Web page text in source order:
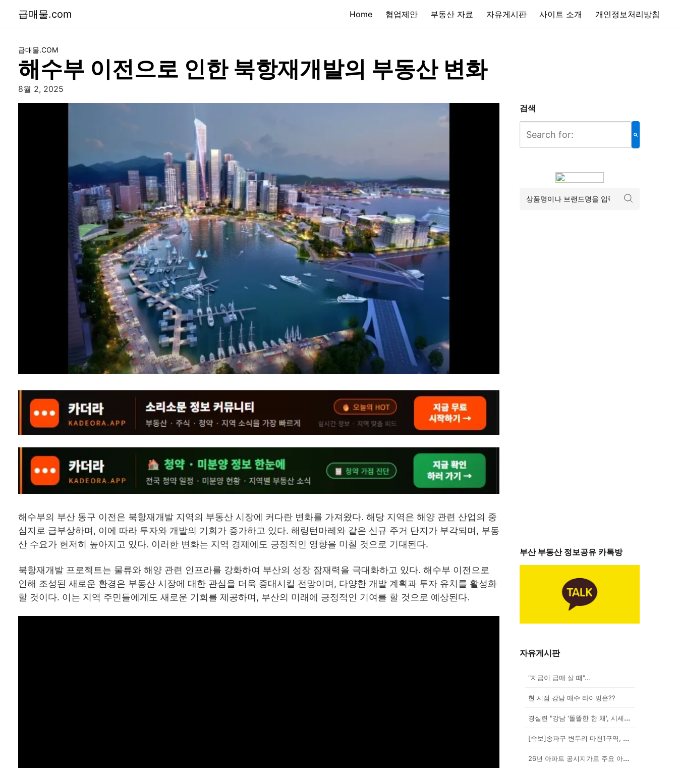
급매물.com Home 협업제안 부동산 자료 자유게시판 사이트 소개 개인정보처리방침
급매물.COM
해수부 이전으로 인한 북항재개발의 부동산 변화
8월 2, 2025
해수부의 부산 동구 이전은 북항재개발 지역의 부동산 시장에 커다란 변화를 가져왔다. 해당 지역은 해양 관련 산업의 중
심지로 급부상하며, 이에 따라 투자와 개발의 기회가 증가하고 있다. 해링턴마레와 같은 신규 주거 단지가 부각되며, 부동
산 수요가 현저히 높아지고 있다. 이러한 변화는 지역 경제에도 긍정적인 영향을 미칠 것으로 기대된다.
북항재개발 프로젝트는 물류와 해양 관련 인프라를 강화하여 부산의 성장 잠재력을 극대화하고 있다. 해수부 이전으로
인해 조성된 새로운 환경은 부동산 시장에 대한 관심을 더욱 증대시킬 전망이며, 다양한 개발 계획과 투자 유치를 활성화
할 것이다. 이는 지역 주민들에게도 새로운 기회를 제공하며, 부산의 미래에 긍정적인 기여를 할 것으로 예상된다.
검색
부산 부동산 정보공유 카톡방
자유게시판
"지금이 급매 살 때"…
현 시점 강남 매수 타이밍은??
경실련 "강남 '똘똘한 한 채', 시세 차익 102억인...
[속보]송파구 변두리 마천1구역, 49층 랜드마크로 날...
26년 아파트 공시지가로 주요 아파트 보유세 시뮬레이션...